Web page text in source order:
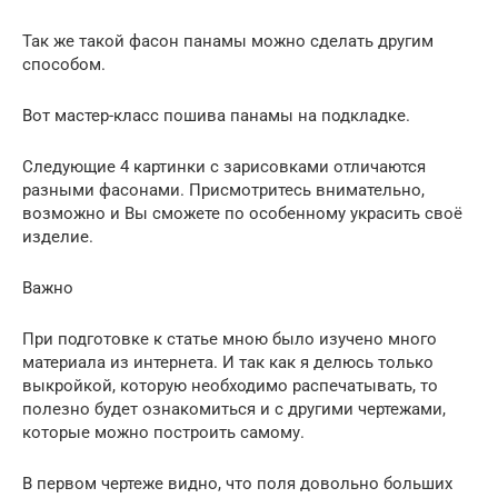
Так же такой фасон панамы можно сделать другим
способом.
Вот мастер-класс пошива панамы на подкладке.
Следующие 4 картинки с зарисовками отличаются
разными фасонами. Присмотритесь внимательно,
возможно и Вы сможете по особенному украсить своё
изделие.
Важно
При подготовке к статье мною было изучено много
материала из интернета. И так как я делюсь только
выкройкой, которую необходимо распечатывать, то
полезно будет ознакомиться и с другими чертежами,
которые можно построить самому.
В первом чертеже видно, что поля довольно больших